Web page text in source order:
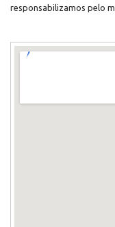
responsabilizamos pelo